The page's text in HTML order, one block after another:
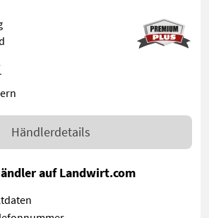
Händlerdetails
auf Landwirt.com